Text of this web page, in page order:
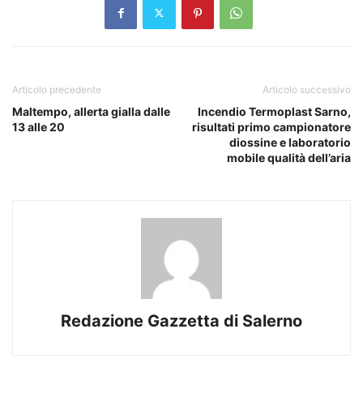
Articolo precedente
Maltempo, allerta gialla dalle
13 alle 20
Articolo successivo
Incendio Termoplast Sarno,
risultati primo campionatore
diossine e laboratorio
mobile qualità dell’aria
Redazione Gazzetta di Salerno